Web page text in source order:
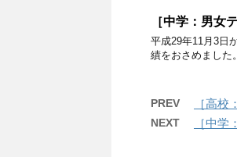
［中学：男女
平成29年11月3日
績をおさめまし
PREV ［高
NEXT ［中